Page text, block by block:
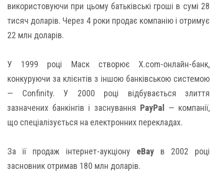
використовуючи при цьому батьківські гроші в сумі 28
тисяч доларів. Через 4 роки продає компанію і отримує
22 млн доларів.
У 1999 році Маск створює X.com-онлайн-банк,
конкуруючи за клієнтів з іншою банківською системою
— Confinity. У 2000 році відбувається злиття
зазначених банкінгів і заснування PayPal — компанії,
що спеціалізується на електронних перекладах.
За її продаж інтернет-аукціону eBay в 2002 році
засновник отримав 180 млн доларів.